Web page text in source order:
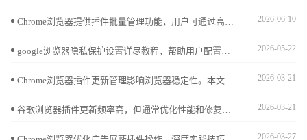
2026-06-10
2026-05-22
2026-03-21
2026-03-21
2026-03-27